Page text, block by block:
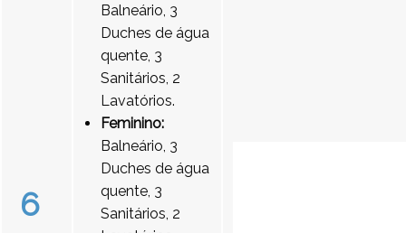
6
Balneário, 3
Duches de água
quente, 3
Sanitários, 2
Lavatórios.
Feminino:
Balneário, 3
Duches de água
quente, 3
Sanitários, 2